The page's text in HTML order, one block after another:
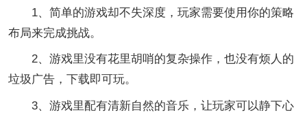
1、简单的游戏却不失深度，玩家需要使用你的策略
布局来完成挑战。
2、游戏里没有花里胡哨的复杂操作，也没有烦人的
垃圾广告，下载即可玩。
3、游戏里配有清新自然的音乐，让玩家可以静下心